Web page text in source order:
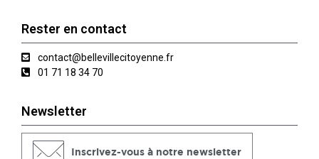
Rester en contact
contact@bellevillecitoyenne.fr
01 71 18 34 70
Newsletter
Inscrivez-vous à notre newsletter